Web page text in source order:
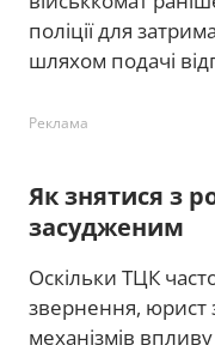
поліції для
шляхом подачі
Реклама
Як знятися з
засудженим
Оскільки ТЦК
звернення, юрист
механізмів